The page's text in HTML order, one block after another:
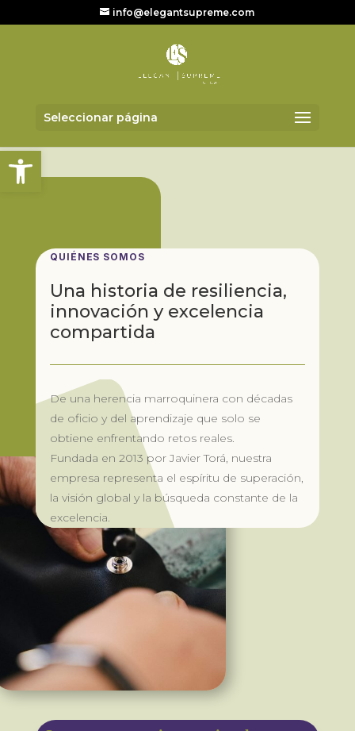
Abrir barra de herramientas
info@elegantsupreme.com
Seleccionar página
QUIÉNES SOMOS
Una historia de resiliencia,
innovación y excelencia
compartida
De una herencia marroquinera con décadas
de oficio y del aprendizaje que solo se
obtiene enfrentando retos reales.
Fundada en 2013 por Javier Torá, nuestra
empresa representa el espíritu de superación,
la visión global y la búsqueda constante de la
excelencia.